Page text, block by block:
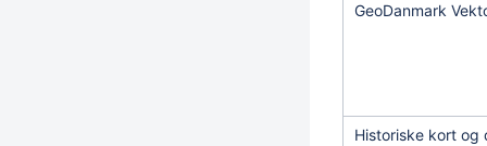
GeoDanmark
Historiske kort og